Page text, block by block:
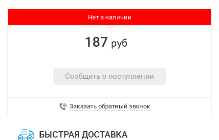
Нет в наличии
187 руб
Сообщить о поступлении
Заказать обратный звонок
БЫСТРАЯ ДОСТАВКА